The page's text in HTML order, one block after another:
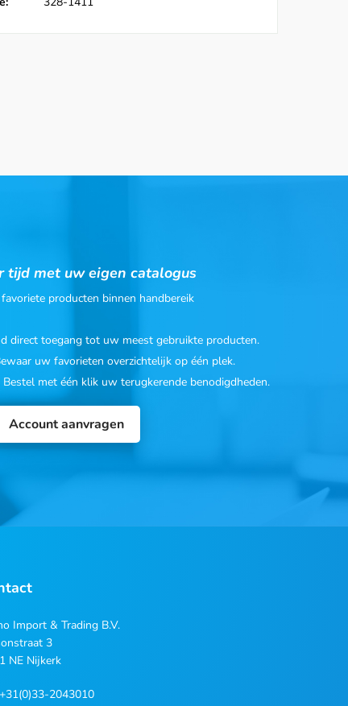
tijd met uw eigen catalogus
producten binnen handbereik
direct toegang tot uw meest gebruikte producten.
uw favorieten overzichtelijk op één plek.
Bestel met één klik uw terugkerende benodigdheden.
Account aanvragen
Import & Trading B.V.
3
NE Nijkerk
+31(0)33-2043010